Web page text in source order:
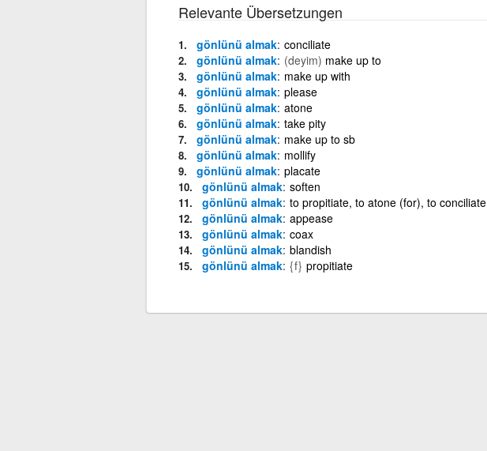
Relevante Übersetzungen
gönlünü almak conciliate
gönlünü almak (deyim) make up to
gönlünü almak make up with
gönlünü almak please
gönlünü almak atone
gönlünü almak take pity
gönlünü almak make up to sb
gönlünü almak mollify
gönlünü almak placate
gönlünü almak soften
gönlünü almak to propitiate, to atone (for), to conciliate
gönlünü almak appease
gönlünü almak coax
gönlünü almak blandish
gönlünü almak {f} propitiate